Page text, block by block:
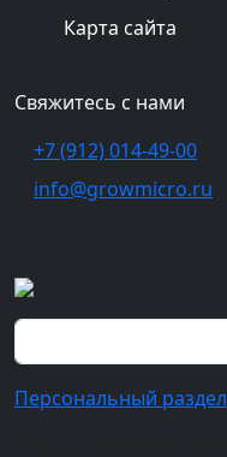
Карта сайта
Свяжитесь с нами
+7 (912) 014-49-00
info@growmicro.ru
Персональный раздел